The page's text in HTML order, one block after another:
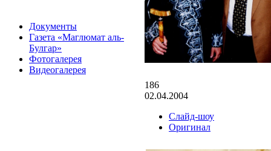
Документы
Газета «Маглюмат аль-
Булгар»
Фотогалерея
Видеогалерея
186
02.04.2004
Слайд-шоу
Оригинал